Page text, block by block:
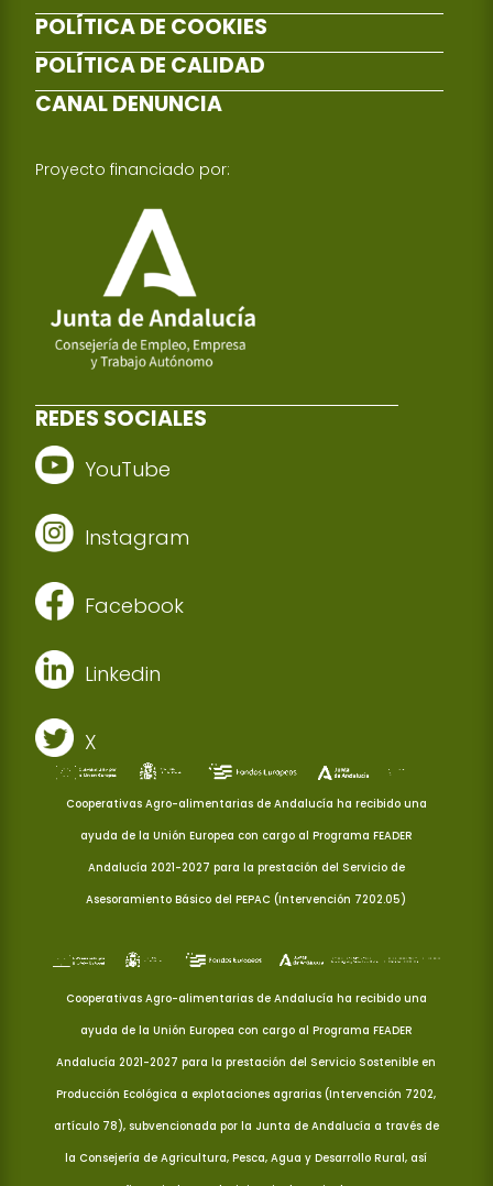
POLÍTICA DE COOKIES
POLÍTICA DE CALIDAD
CANAL DENUNCIA
Proyecto financiado por:
REDES SOCIALES
YouTube
Instagram
Facebook
Linkedin
X
Cooperativas Agro-alimentarias de Andalucía ha recibido una
ayuda de la Unión Europea con cargo al Programa FEADER
Andalucía 2021-2027 para la prestación del Servicio de
Asesoramiento Básico del PEPAC (Intervención 7202.05)
Cooperativas Agro-alimentarias de Andalucía ha recibido una
ayuda de la Unión Europea con cargo al Programa FEADER
Andalucía 2021-2027 para la prestación del Servicio Sostenible en
Producción Ecológica a explotaciones agrarias (Intervención 7202,
artículo 78), subvencionada por la Junta de Andalucía a través de
la Consejería de Agricultura, Pesca, Agua y Desarrollo Rural, así